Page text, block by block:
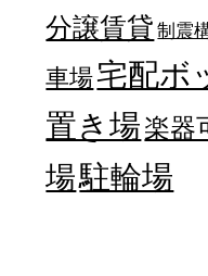
分譲賃貸 制震
車場宅配ボ
置き場楽器
場駐輪場